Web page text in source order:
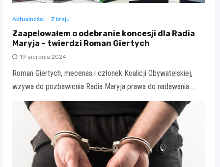
Aktualności Z kraju
Zaapelowałem o odebranie koncesji dla Radia
Maryja – twierdzi Roman Giertych
19 sierpnia 2024
Roman Giertych, mecenas i członek Koalicji Obywatelskiej,
wzywa do pozbawienia Radia Maryja prawa do nadawania.…